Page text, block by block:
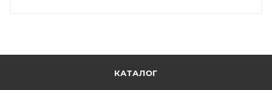
КАТАЛОГ